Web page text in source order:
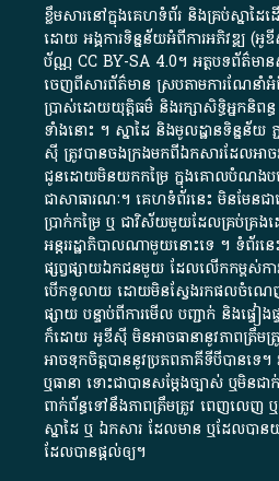
ខ្លឹមសារ​នៅ​ក្នុង​គេហទំព័រ និង​គ្រប់​ស្នា​ដ
ដោយ​ អង្គការ​ទិន្នន័យ​អំពី​ការអភិវឌ្ឍ​​ (អូ​ឌី​
ប័ណ្ណ​CC BY-SA 4.0។​ អត្ថបទ​ព័ត៌មា
ចេញពី​សារព័ត៌មាន ស្របតាមការ​ណែនាំ​
ប្រាស់​ដោយ​យុត្តិធម៌​ និង​រក្សាសិទ្ធិអ្នកនិព
ទាំង​នោះ​ ។​ ស្នាដៃ​ និង​មូលដ្ឋាន​ទិន្នន័
ស៊ី​ ត្រូវ​បាន​ចងក្រង​មក​ពី​ឯកសារ​ដែល​អា
ជូន​ដោយ​មិន​យក​កម្រៃ​ ក្នុង​គោលបំណង​បម្
ជា​សាធារណៈ​។​ គេហទំព័រ​នេះ​ មិនមែន​ជា​ស
ប្រាក់​កម្រៃ​ ឬ​ ជា​វិស័យ​មួយ​ដែល​គ្រប់គ្រង​ដ
អន្តររដ្ឋាភិបាល​ណាមួយ​នោះ​ទេ ​។​ ទំព័រ​នេ
ផ្សព្វផ្សាយ​ឯកជន​មួយ​ ដែល​លើកកម្ព
បើក​ទូលាយ​ ដោយ​មិនស្វែង​រក​ផល​ចំណេ
ផ្សាយ​ បន្ទាប់​ពី​ការ​មើល​ បញ្ជាក់​ និង​ផ្ទ
ក៏​ដោយ​ អូ​ឌី​ស៊ី​ មិន​អាច​ធានា​នូវ​ភាព​ត្រឹម
អាច​ទុកចិត្ត​បាននូវ​ប្រភព​ភាគី​ទី​បី​បាន​ទេ​
ឬ​ធានា​ ទោះជា​បាន​សម្តែង​ច្បាស់​ ឬ​មិន​ជ
ពាក់ព័ន្ធ​ទៅ​នឹង​ភាព​ត្រឹមត្រូវ​ ពេញលេញ​
ស្នាដៃ​ ឬ​ ឯកសារ​ ដែល​មាន​ ឬ​ដែល​បា
ដែល​បាន​ផ្តល់​ឲ្យ​។